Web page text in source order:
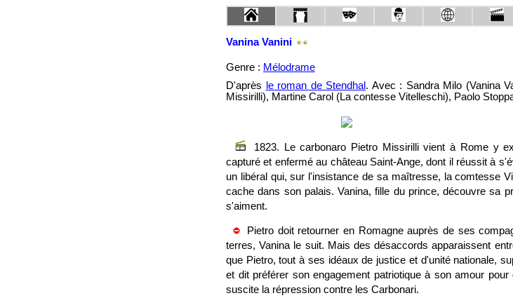
Vanina Vanini
Genre : Mélodrame
D'après
le roman de Stendhal . Avec : Sandra Milo (Vanina
Missirilli), Martine Carol (La contesse Vitelleschi), Paolo
1823. Le carbonaro Pietro Missirilli vient à Rome y
capturé et enfermé au château Saint-Ange, dont il réussit à
un libéral qui, sur l'insistance de sa maîtresse, la comtesse
cache dans son palais. Vanina, fille du prince, découvre sa
s'aiment.
Pietro doit retourner en Romagne auprès de ses
terres, Vanina le suit. Mais des désaccords apparaissent
que Pietro, tout à ses idéaux de justice et d'unité nationale,
et dit préférer son engagement patriotique à son amour
suscite la répression contre les Carbonari.